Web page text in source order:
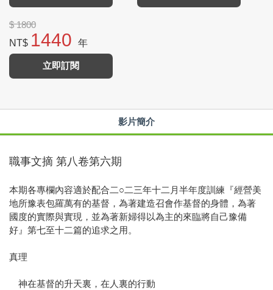
$ 1800
NT$ 1440 年
立即訂閱
影片簡介
職事文摘 第八卷第六期
本期各專欄內容適於配合二○二三年十二月半年度訓練『經營美
地所豫表包羅萬有的基督，為著建造召會作基督的身體，為著
國度的實際與實現，並為著新婦得以為主的來臨將自己豫備
好』第七至十二篇的追求之用。
真理
神在基督的升天裏，在人裏的行動